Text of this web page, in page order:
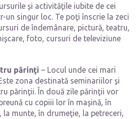
şi activităţile iubite de cei
un singur loc. Te poţi înscrie la zeci
de îndemânare, pictură, teatru,
foto, cursuri de televiziune
părinţi – Locul unde cei mari
zona destinată seminariilor şi
părinţii. În două zile părinţii vor
cu copiii lor în maşină, în
la munte, în drumeţie, la petreceri,